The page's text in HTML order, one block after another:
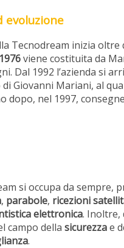
evoluzione
Tecnodream inizia oltre
1976viene costituita da
Dal 1992 l’azienda si
di Giovanni Mariani, al
dopo, nel 1997,
si occupa da sempre,
, parabole, ricezioni
elettronica. Inoltre,
campo della sicurezzae
.